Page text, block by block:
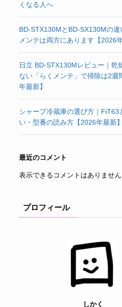
くなる人へ
BD-STX130MとBD-SX130Mの違
メンテは両方にあります【2026
日立 BD-STX130Mレビュー｜乾
ない「らくメンテ」で掃除は2週
年最新】
シャープ冷蔵庫の選び方｜FiT63
い・型番の読み方【2026年最新】
最近のコメント
表示できるコメントはありません
プロフィール
しかく